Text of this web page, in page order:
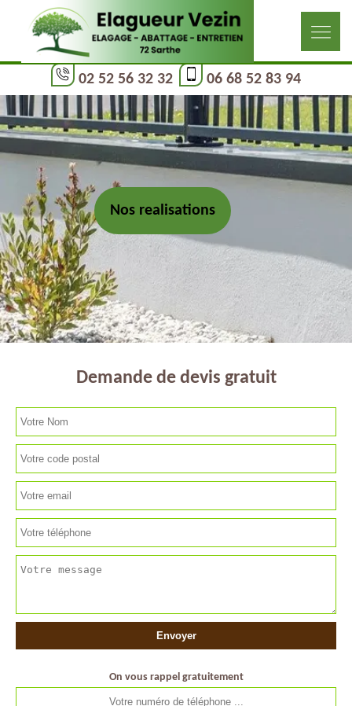
02 52 56 32 32 06 68 52 83 94
Nos realisations
Demande de devis gratuit
On vous rappel gratuitement